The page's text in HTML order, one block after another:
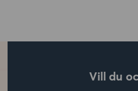
Vill du